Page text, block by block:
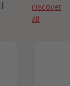
discover
all